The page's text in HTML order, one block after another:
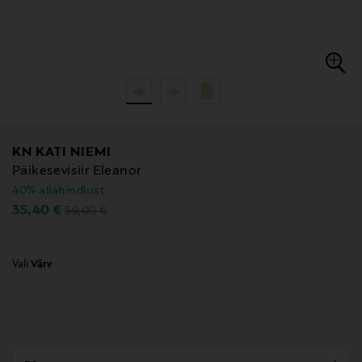
KN KATI NIEMI
Päikesevisiir Eleanor
40% allahindlust
Discounted Price
35,40 € Original Price
59,00 €
Vali Värv